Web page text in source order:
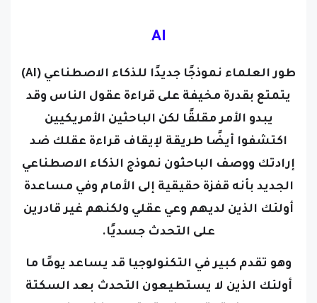
AI
طور العلماء نموذجًا جديدًا للذكاء الاصطناعي (AI)
يتمتع بقدرة مخيفة على قراءة عقول الناس وقد
يبدو الأمر مقلقًا لكن الباحثين الأمريكيين
اكتشفوا أيضًا طريقة لإيقاف قراءة عقلك ضد
إرادتك ووصف الباحثون نموذج الذكاء الاصطناعي
الجديد بأنه قفزة حقيقية إلى الأمام وفي مساعدة
أولئك الذين لديهم وعي عقلي ولكنهم غير قادرين
على التحدث جسديًا.
وهو تقدم كبير في التكنولوجيا قد يساعد يومًا ما
أولئك الذين لا يستطيعون التحدث بعد السكتة